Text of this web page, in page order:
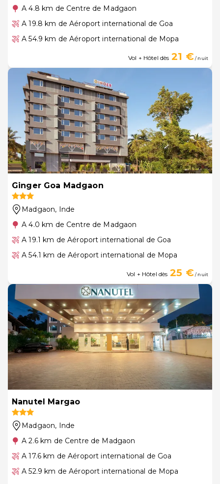
A 4.8 km de Centre de Madgaon
A 19.8 km de Aéroport international de Goa
A 54.9 km de Aéroport international de Mopa
Vol + Hôtel dès 21 €/ nuit
Ginger Goa Madgaon
Madgaon, Inde
A 4.0 km de Centre de Madgaon
A 19.1 km de Aéroport international de Goa
A 54.1 km de Aéroport international de Mopa
Vol + Hôtel dès 25 €/ nuit
Nanutel Margao
Madgaon, Inde
A 2.6 km de Centre de Madgaon
A 17.6 km de Aéroport international de Goa
A 52.9 km de Aéroport international de Mopa